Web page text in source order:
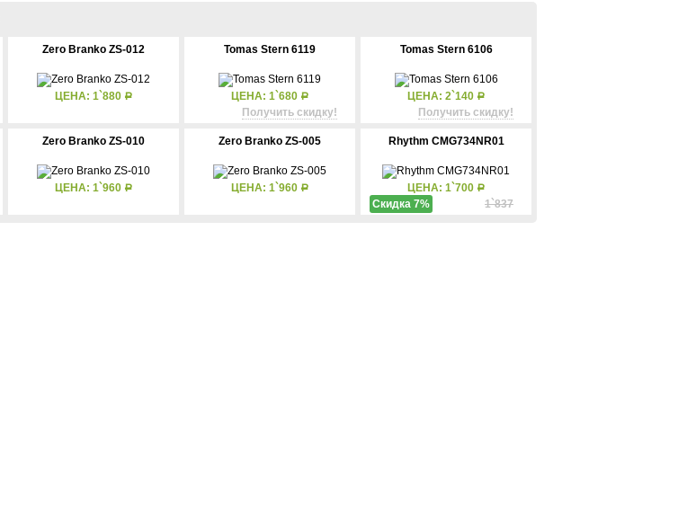
Zero Branko ZS-012
ЦЕНА: 1`880 Р
Tomas Stern 6119
ЦЕНА: 1`680 Р
Получить скидку!
Tomas Stern 6106
ЦЕНА: 2`140 Р
Получить скидку!
Zero Branko ZS-010
ЦЕНА: 1`960 Р
Zero Branko ZS-005
ЦЕНА: 1`960 Р
Rhythm CMG734NR01
ЦЕНА: 1`700 Р
1`837
Скидка 7%